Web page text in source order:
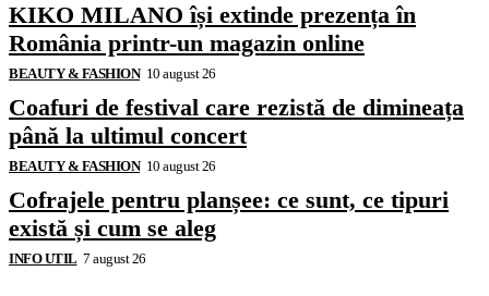
KIKO MILANO își extinde prezența în
România printr-un magazin online
BEAUTY & FASHION 10 august 26
Coafuri de festival care rezistă de dimineața
până la ultimul concert
BEAUTY & FASHION 10 august 26
Cofrajele pentru planșee: ce sunt, ce tipuri
există și cum se aleg
INFO UTIL 7 august 26